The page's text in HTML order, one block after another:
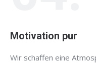
Motivation pur
Wir schaffen eine